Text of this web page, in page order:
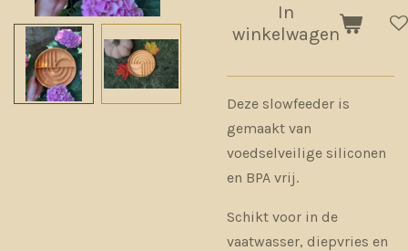
In
winkelwagen
Deze slowfeeder is
gemaakt van
voedselveilige siliconen
en BPA vrij.
Schikt voor in de
vaatwasser, diepvries en